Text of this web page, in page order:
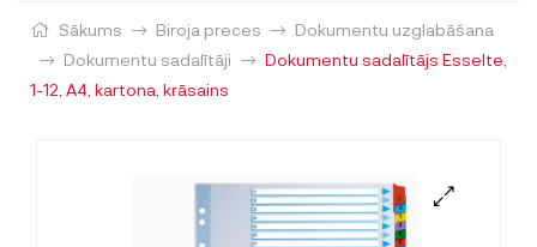
Sākums Biroja preces
Dokumentu uzglabāšana
Dokumentu sadalītāji
Dokumentu sadalītājs Esselte,
1-12, A4, kartona, krāsains